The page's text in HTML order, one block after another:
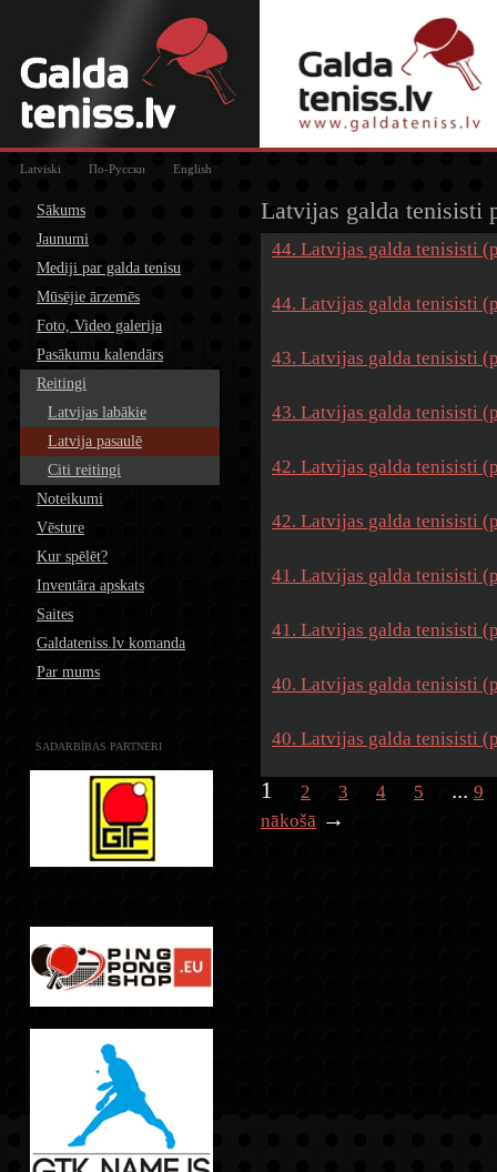
Latviski По-Русски English
Sākums
Jaunumi
Mediji par galda tenisu
Mūsējie ārzemēs
Foto, Video galerija
Pasākumu kalendārs
Reitingi
Latvijas labākie
Latvija pasaulē
Citi reitingi
Noteikumi
Vēsture
Kur spēlēt?
Inventāra apskats
Saites
Galdateniss.lv komanda
Par mums
SADARBĪBAS PARTNERI
Latvijas galda tenisisti
44. Latvijas galda tenisisti
44. Latvijas galda tenisisti
43. Latvijas galda tenisisti
43. Latvijas galda tenisisti
42. Latvijas galda tenisisti
42. Latvijas galda tenisisti
41. Latvijas galda tenisisti
41. Latvijas galda tenisisti
40. Latvijas galda tenisisti
40. Latvijas galda tenisisti
1 2 3 4 5 ... 9
nākošā →